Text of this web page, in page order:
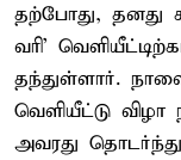
தற்போது, தனது
வரி’
தந்துள்ளார்.
வெளியீட்டு விழா
அவரது